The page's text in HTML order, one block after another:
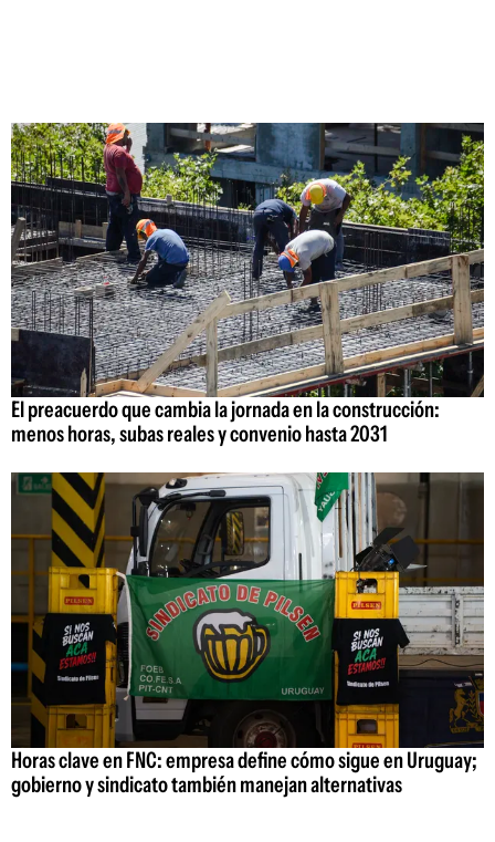
El preacuerdo que cambia la jornada en la construcción:
menos horas, subas reales y convenio hasta 2031
Horas clave en FNC: empresa define cómo sigue en Uruguay;
gobierno y sindicato también manejan alternativas